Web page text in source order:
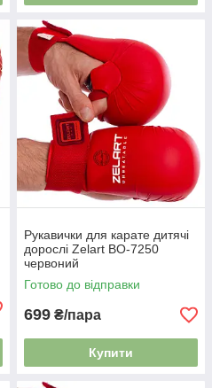
Рукавички для карате дитячі
дорослі Zelart BO-7250
червоний
Готово до відправки
699 ₴/пара
Купити